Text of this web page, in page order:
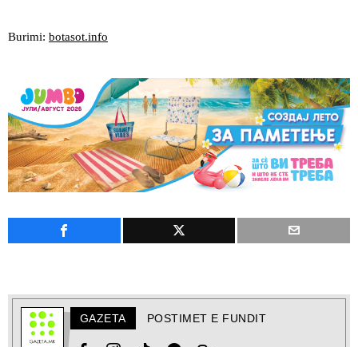
Burimi: botasot.info
GAZETA POSTIMET E FUNDIT